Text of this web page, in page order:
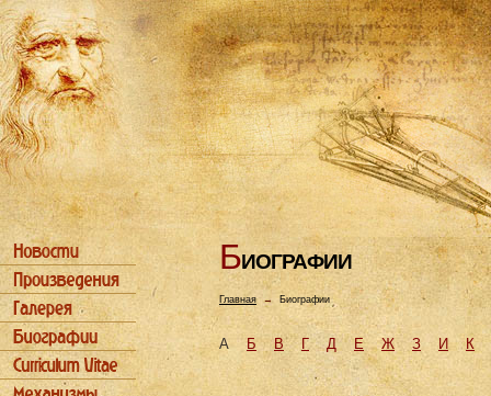
БИОГРАФИИ
Главная→ Биографии
АБ В Г Д Е Ж З И К